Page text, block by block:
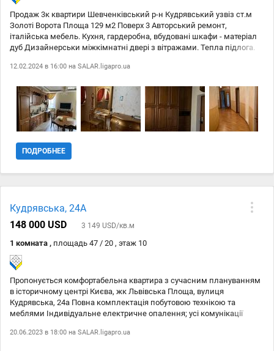
Продаж 3к квартири Шевченківський р-н Кудрявський узвіз ст.м
Золоті Ворота Площа 129 м2 Поверх 3 Авторський ремонт,
італійська мебель. Кухня, гардеробна, вбудовані шкафи - матеріал
дуб Дизайнерськи міжкімнатні двері з вітражами. Тепла підлога.
опалення. Підземний паркінг. Квартира знаходиться в центрі
площі. 15 хвилин до ст. метро Золоті Ворота, Лукьянівська. Поряд
школи, дит. садки, магазини, торгівельні ринки, посольства,
поліклініки. Розвинута інфраструктура. Телефонуйте та поїхали
дивитися Код 88
12.02.2024 в 16:00 на SALAR.ligapro.ua
ПОДРОБНЕЕ
Кудрявська, 24А
148 000 USD
3 149 USD/кв.м
1 комната , площадь 47 / 20 , этаж 10
Пропонується комфортабельна квартира з сучасним плануванням
в історичному центрі Києва, жк Львівська Площа, вулиця
Кудрявська, 24а Повна комплектація побутовою технікою та
меблями Індивідуальне електричне опалення; усі комунікації
пішій доступності Золоті Ворота, Пейзажна Алея поруч магазини і
20.06.2023 в 18:00 на SALAR.ligapro.ua